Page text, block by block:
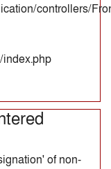
controllers/
of non-